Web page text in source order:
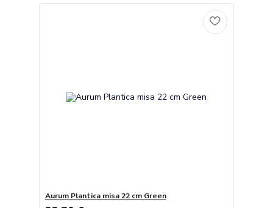
Aurum Plantica misa 22 cm Green